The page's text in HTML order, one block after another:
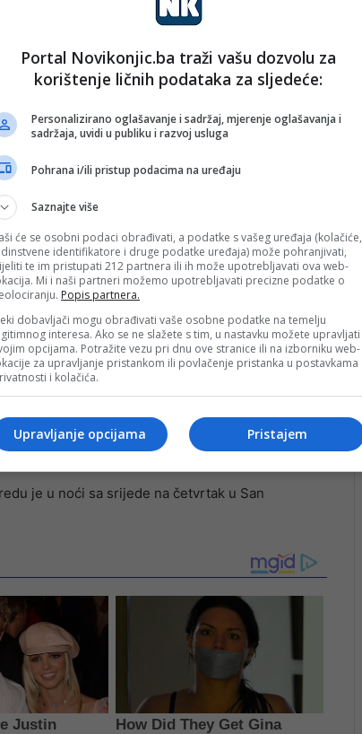
garanciju da će ulaznice biti dodijeljene, s
Iz tog razloga preporučujemo svim
i putem zvaničnih FIFA kanala prodaje.
ulaznica za nokaut fazu takmičenja, svi
strane NS BiH sa informacijama o narednim
NS BiH.
je u noći sa srijede na četvrtak u San
Portal Novikonjic.ba traži vašu dozvolu za
korištenje ličnih podataka za sljedeće:
Personalizirano oglašavanje i sadržaj, mjerenje oglašavanja i
sadržaja, uvidi u publiku i razvoj usluga
Pohrana i/ili pristup podacima na uređaju
Saznajte više
će se osobni podaci obrađivati, a podatke s vašeg uređaja (kolačiće,
identifikatore i druge podatke uređaja) može pohranjivati,
te im pristupati 212 partnera ili ih može upotrebljavati ova web-
Mi i naši partneri možemo upotrebljavati precizne podatke o
Popis partnera.
dobavljači mogu obrađivati vaše osobne podatke na temelju
interesa. Ako se ne slažete s tim, u nastavku možete upravljati
opcijama. Potražite vezu pri dnu ove stranice ili na izborniku web-
za upravljanje pristankom ili povlačenje pristanka u postavkama
i kolačića.
Pristajem
Upravljanje opcijama